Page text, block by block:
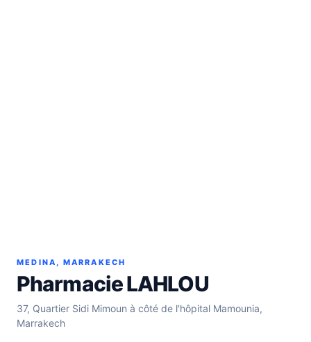
MEDINA, MARRAKECH
Pharmacie LAHLOU
37, Quartier Sidi Mimoun à côté de l'hôpital Mamounia,
Marrakech